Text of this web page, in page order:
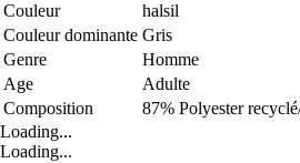
Couleur
halsil
Couleur dominante Gris
Genre
Homme
Age
Adulte
Composition
87% Polyester
Loading...
Loading...